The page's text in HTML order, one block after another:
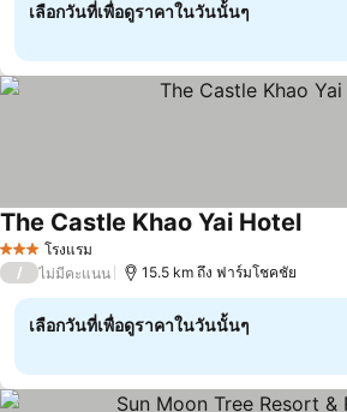
เลือกวันที่เพื่อดูราคาในวันนั้นๆ
3 ดาว โรงแรม
The Castle Khao Yai Hotelดูราคา
/ ไม่มีคะแนน 15.5 km ถึง ฟาร์มโชคชัย
เลือกวันที่เพื่อดูราคาในวันนั้นๆ